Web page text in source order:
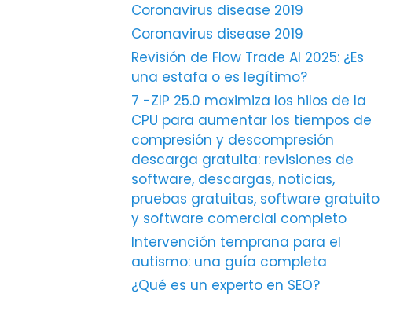
Coronavirus disease 2019
Coronavirus disease 2019
Revisión de Flow Trade AI 2025: ¿Es
una estafa o es legítimo?
7 -ZIP 25.0 maximiza los hilos de la
CPU para aumentar los tiempos de
compresión y descompresión
descarga gratuita: revisiones de
software, descargas, noticias,
pruebas gratuitas, software gratuito
y software comercial completo
Intervención temprana para el
autismo: una guía completa
¿Qué es un experto en SEO?